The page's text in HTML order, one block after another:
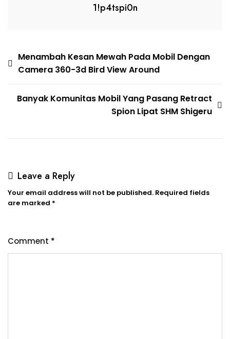
1!p4tspi0n
Menambah Kesan Mewah Pada Mobil Dengan
Camera 360-3d Bird View Around
Banyak Komunitas Mobil Yang Pasang Retract
Spion Lipat SHM Shigeru
Leave a Reply
Your email address will not be published. Required fields
are marked *
Comment *